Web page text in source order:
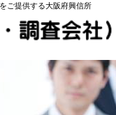
ご提供する大阪府興信所